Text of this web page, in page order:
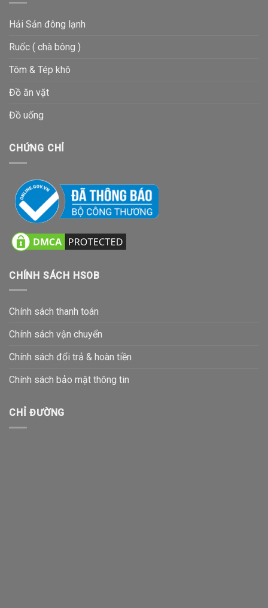
Hải Sản đông lạnh
Ruốc ( chà bông )
Tôm & Tép khô
Đồ ăn vặt
Đồ uống
CHỨNG CHỈ
CHÍNH SÁCH HSOB
Chính sách thanh toán
Chính sách vận chuyển
Chính sách đổi trả & hoàn tiền
Chính sách bảo mật thông tin
CHỈ ĐƯỜNG